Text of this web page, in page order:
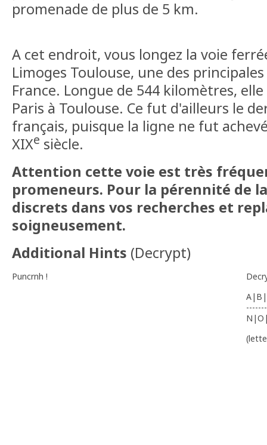
promenade de plus de 5 km.
A cet endroit, vous longez la voie
Limoges Toulouse, une des
France. Longue de 544 kilomètres,
Paris à Toulouse. Ce fut d'ailleurs le
français, puisque la ligne ne fut
XIXe siècle.
Attention cette voie est très
promeneurs. Pour la pérennité de
discrets dans vos recherches et
soigneusement.
Additional Hints (Decrypt)
Puncrnh !